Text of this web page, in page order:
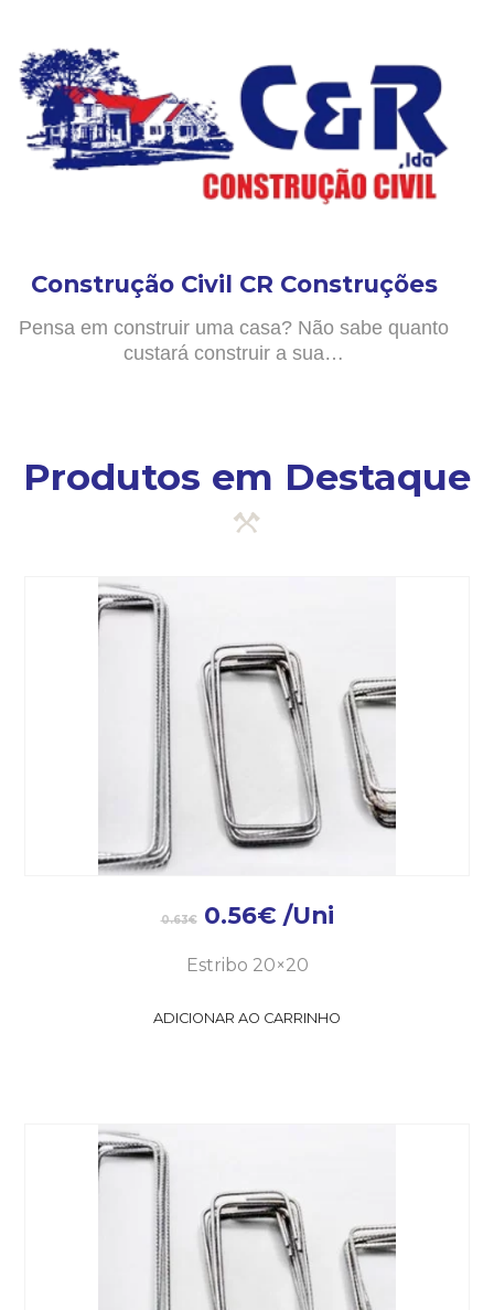
Construção Civil CR Construções
Pensa em construir uma casa? Não sabe quanto
custará construir a sua…
Produtos em Destaque
0.63€ 0.56€ /Uni
Estribo 20×20
ADICIONAR AO CARRINHO